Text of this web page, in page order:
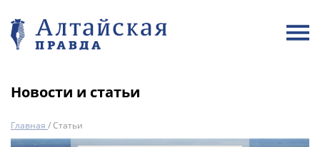
Новости и статьи
Главная /Статьи